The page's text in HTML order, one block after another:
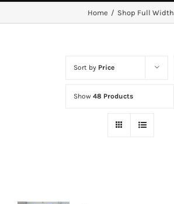
Home / Shop Full Width
Sort by Price
Show 48 Products